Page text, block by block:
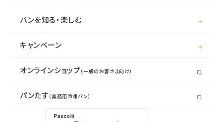
パンを知る・楽しむ
キャンペーン
オンラインショップ（一般のお客さま向け）
パンたす （業務用冷凍パン）